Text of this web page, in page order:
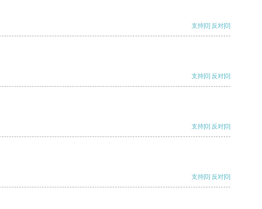
支持[0] 反对[0]
支持[0] 反对[0]
支持[0] 反对[0]
支持[0] 反对[0]